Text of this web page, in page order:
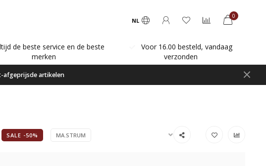
NL
0
de beste service en de beste
merken
Voor 16.00 besteld, vandaag
verzonden
afgeprijsde artikelen
SALE -50% MA.STRUM